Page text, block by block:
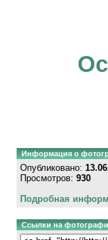
Информация о
Опубликовано:
Просмотров: 930
Подробная
Ссылки на